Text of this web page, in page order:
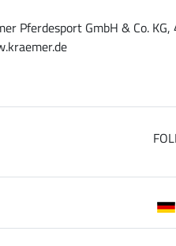
Pferdesport GmbH & Co.